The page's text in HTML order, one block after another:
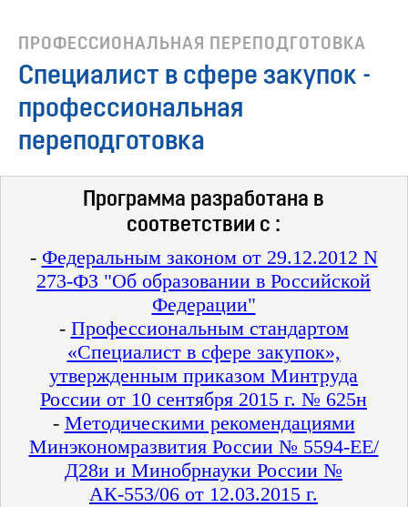
ПРОФЕССИОНАЛЬНАЯ ПЕРЕПОДГОТОВКА
Специалист в сфере закупок -
профессиональная
переподготовка
Программа разработана в
соответствии с :
- Федеральным законом от 29.12.2012 N
273-ФЗ "Об образовании в Российской
Федерации"
- Профессиональным стандартом
«Специалист в сфере закупок»,
утвержденным приказом Минтруда
России от 10 сентября 2015 г. № 625н
- Методическими рекомендациями
Минэкономразвития России № 5594-ЕЕ/
Д28и и Минобрнауки России №
АК-553/06 от 12.03.2015 г.